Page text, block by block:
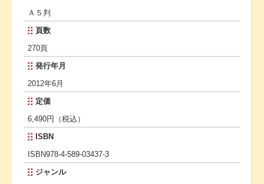
Ａ５判
頁数
270頁
発行年月
2012年6月
定価
6,490円（税込）
ISBN
ISBN978-4-589-03437-3
ジャンル